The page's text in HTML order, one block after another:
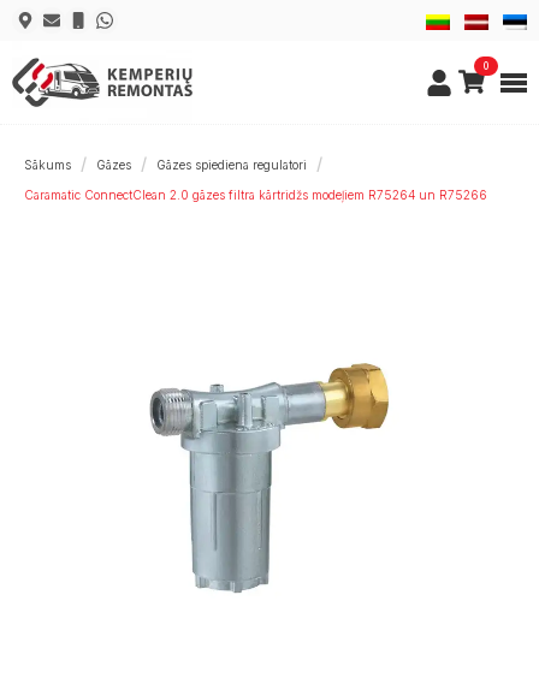
0
Sākums Gāzes Gāzes spiediena regulatori
Caramatic ConnectClean 2.0 gāzes filtra kārtridžs modeļiem R75264 un R75266